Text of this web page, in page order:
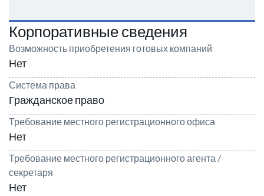
Корпоративные сведения
Возможность приобретения готовых компаний
Нет
Система права
Гражданское право
Требование местного регистрационного офиса
Нет
Требование местного регистрационного агента /
секретаря
Нет